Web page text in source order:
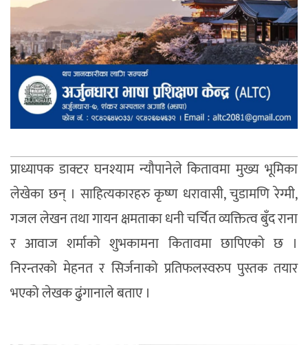
प्राध्यापक डाक्टर घनश्याम न्यौपानेले कितावमा मुख्य भूमिका
लेखेका छन् । साहित्यकारहरु कृष्ण धरावासी, चुडामणि रेग्मी,
गजल लेखन तथा गायन क्षमताका धनी चर्चित व्यक्तित्व बुँद राना
र आवाज शर्माको शुभकामना कितावमा छापिएको छ ।
निरन्तरको मेहनत र सिर्जनाको प्रतिफलस्वरुप पुस्तक तयार
भएको लेखक ढुंगानाले बताए ।